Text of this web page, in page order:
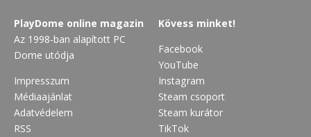
PlayDome online magazin
Az 1998-ban alapított PC
Dome utódja
Impresszum
Médiaajánlat
Adatvédelem
RSS
Kövess minket!
Facebook
YouTube
Instagram
Steam csoport
Steam kurátor
TikTok